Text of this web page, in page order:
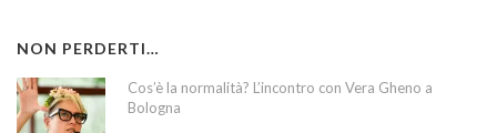
NON PERDERTI…
Cos’è la normalità? L’incontro con Vera Gheno a
Bologna